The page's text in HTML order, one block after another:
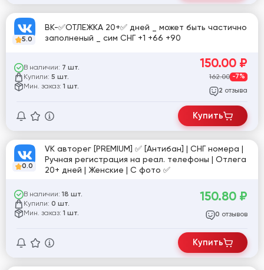
5.0
ВК-✅ОТЛЕЖКА 20+✅ дней _ может быть частично
заполненый _ сим СНГ +1 +66 +90
В наличии: 7 шт.
Купили: 5 шт.
Мин. заказ: 1 шт.
150.00 ₽
162.00 -7%
2 отзыва
Купить
0.0
VK авторег [PREMIUM] ✅ [Антибан] | СНГ номера |
Ручная регистрация на реал. телефоны | Отлега
20+ дней | Женские | С фото ✅
В наличии: 18 шт.
Купили: 0 шт.
Мин. заказ: 1 шт.
150.80 ₽
0 отзывов
Купить